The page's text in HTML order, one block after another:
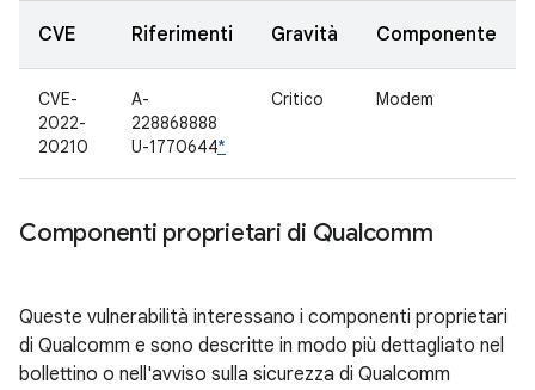
CVE Riferimenti Gravità Componente
CVE-
2022-
20210
A-
228868888
U-1770644*
Critico Modem
Componenti proprietari di Qualcomm
Queste vulnerabilità interessano i componenti proprietari
di Qualcomm e sono descritte in modo più dettagliato nel
bollettino o nell'avviso sulla sicurezza di Qualcomm